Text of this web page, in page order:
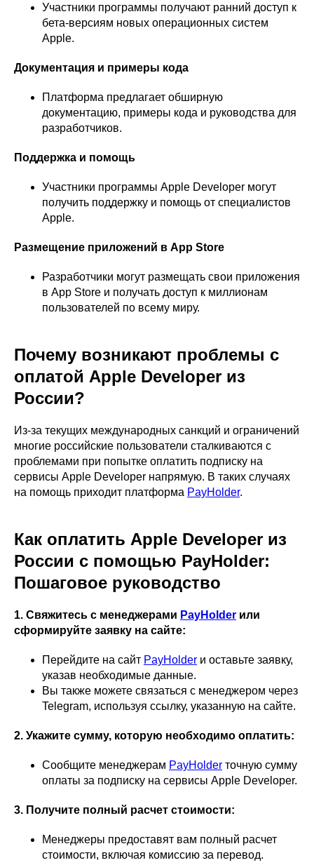
Участники программы получают ранний доступ к
бета-версиям новых операционных систем
Apple.
Документация и примеры кода
Платформа предлагает обширную
документацию, примеры кода и руководства для
разработчиков.
Поддержка и помощь
Участники программы Apple Developer могут
получить поддержку и помощь от специалистов
Apple.
Размещение приложений в App Store
Разработчики могут размещать свои приложения
в App Store и получать доступ к миллионам
пользователей по всему миру.
Почему возникают проблемы с
оплатой Apple Developer из
России?
Из-за текущих международных санкций и ограничений
многие российские пользователи сталкиваются с
проблемами при попытке оплатить подписку на
сервисы Apple Developer напрямую. В таких случаях
на помощь приходит платформа PayHolder.
Как оплатить Apple Developer из
России с помощью PayHolder:
Пошаговое руководство
1. Свяжитесь с менеджерами PayHolder или
сформируйте заявку на сайте:
Перейдите на сайт PayHolder и оставьте заявку,
указав необходимые данные.
Вы также можете связаться с менеджером через
Telegram, используя ссылку, указанную на сайте.
2. Укажите сумму, которую необходимо оплатить:
Сообщите менеджерам PayHolder точную сумму
оплаты за подписку на сервисы Apple Developer.
3. Получите полный расчет стоимости:
Менеджеры предоставят вам полный расчет
стоимости, включая комиссию за перевод.